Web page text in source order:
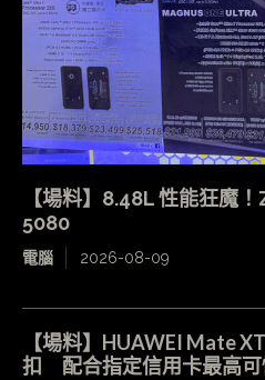
【場料】8.48L 性能狂魔
5080
電腦 2026-08-09
【場料】HUAWEI Mate
扣 配合指定信用卡最高可